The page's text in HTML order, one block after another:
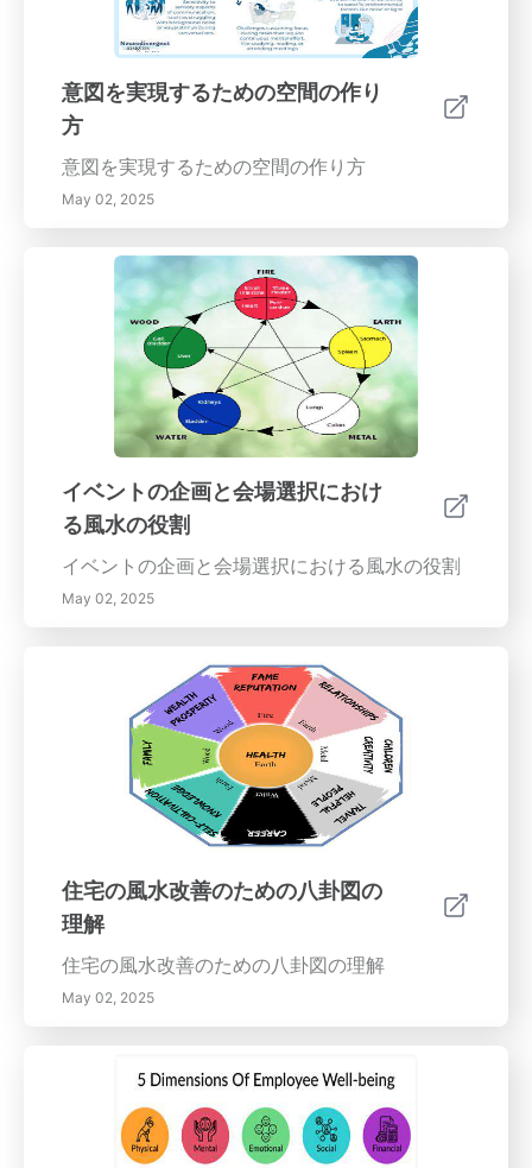
意図を実現するための空間の作り
方
意図を実現するための空間の作り方
May 02, 2025
イベントの企画と会場選択におけ
る風水の役割
イベントの企画と会場選択における風水の役割
May 02, 2025
住宅の風水改善のための八卦図の
理解
住宅の風水改善のための八卦図の理解
May 02, 2025